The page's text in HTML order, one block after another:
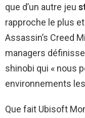
que d’un autre jeu
rapproche le plus
Assassin’s Creed
managers
shinobi qui « nous
environnements
Que fait Ubisoft